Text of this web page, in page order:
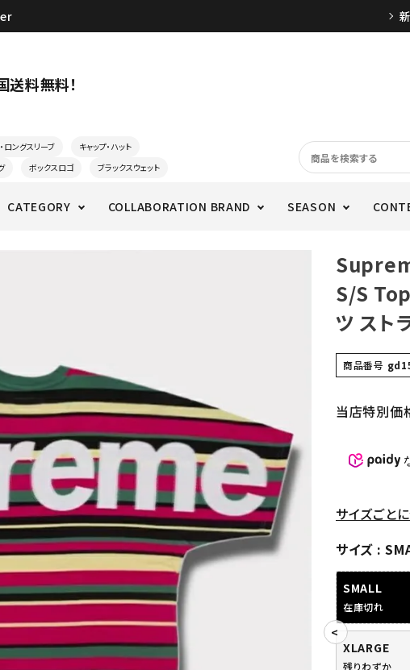
送料無料！
ロングスリーブ
キャップ・ハット
ボックスロゴ ブラックスウェット
CATEGORY COLLABORATION BRAND SEASON
S/S
ツ スト
商品番号
当店特別価
サイズごと
サイズ
SMALL
在庫切れ
XLARGE
残りわずか